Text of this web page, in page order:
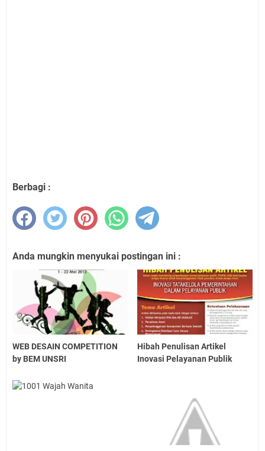
Berbagi :
Anda mungkin menyukai postingan ini :
WEB DESAIN COMPETITION
by BEM UNSRI
Hibah Penulisan Artikel
Inovasi Pelayanan Publik